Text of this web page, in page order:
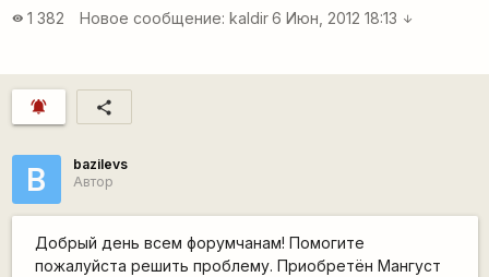
visibility 1 382 Новое сообщение: kaldir 6 Июн, 2012 18:13 arrow_downward
notifications_active share
B
bazilevs
Автор
Добрый день всем форумчанам! Помогите
пожалуйста решить проблему. Приобретён Мангуст